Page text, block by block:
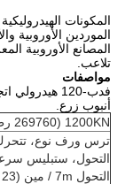
المكونات
الموردين الأوروبية
المصانع الأوروبية
تلاعب.
مواصفات
فدب-120
أنبوب زرع.
1200KN (269760 رطل)
التحول، ستبليس
التحول 7m / مين (23 قدما / دقيقة)